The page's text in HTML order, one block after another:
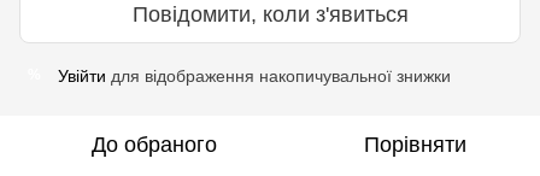
Повідомити, коли з'явиться
Увійти для відображення накопичувальної знижки
До обраного Порівняти